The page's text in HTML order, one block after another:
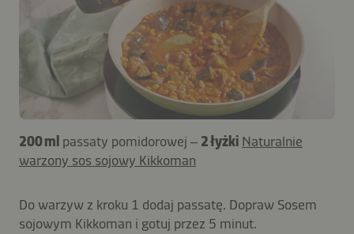
200 ml passaty pomidorowej – 2 łyżki Naturalnie
warzony sos sojowy Kikkoman
Do warzyw z kroku 1 dodaj passatę. Dopraw Sosem
sojowym Kikkoman i gotuj przez 5 minut.